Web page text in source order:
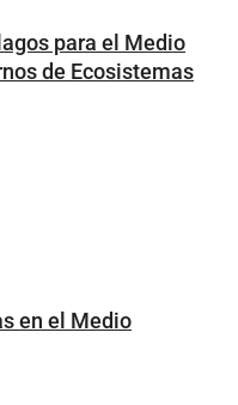
para el Medio
de Ecosistemas
en el Medio